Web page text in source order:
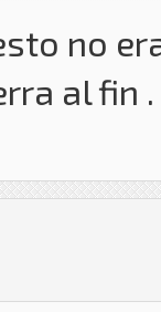
no
al fin .